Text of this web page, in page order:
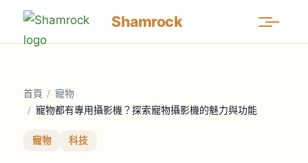
Shamrock
首頁 / 寵物
/ 寵物都有專用攝影機？探索寵物攝影機的魅力與功能
寵物 科技